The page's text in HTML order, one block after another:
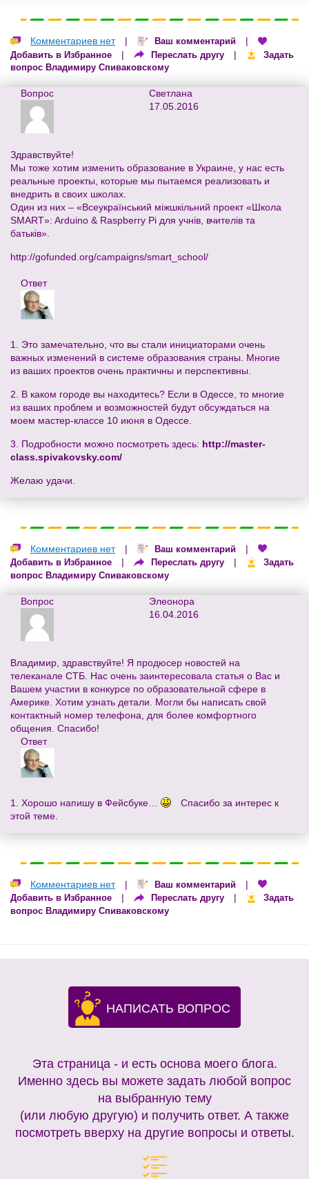
Комментариев нет | Ваш комментарий |
Добавить в Избранное | Переслать другу |
Задать
вопрос Владимиру Спиваковскому
Вопрос
Светлана
17.05.2016
Здравствуйте!
Мы тоже хотим изменить образование в Украине, у нас есть
реальные проекты, которые мы пытаемся реализовать и
внедрить в своих школах.
Один из них – «Всеукраїнський міжшкільний проект «Школа
SMART»: Arduino & Raspberry Pi для учнів, вчителів та
батьків».
http://gofunded.org/campaigns/smart_school/
Ответ
1. Это замечательно, что вы стали инициаторами очень
важных изменений в системе образования страны. Многие
из ваших проектов очень практичны и перспективны.
2. В каком городе вы находитесь? Если в Одессе, то многие
из ваших проблем и возможностей будут обсуждаться на
моем мастер-классе 10 июня в Одессе.
3. Подробности можно посмотреть здесь: http://master-
class.spivakovsky.com/
Желаю удачи.
Комментариев нет | Ваш комментарий |
Добавить в Избранное | Переслать другу |
Задать
вопрос Владимиру Спиваковскому
Вопрос
Элеонора
16.04.2016
Владимир, здравствуйте! Я продюсер новостей на
телеканале СТБ. Нас очень заинтересовала статья о Вас и
Вашем участии в конкурсе по образовательной сфере в
Америке. Хотим узнать детали. Могли бы написать свой
контактный номер телефона, для более комфортного
общения. Спасибо!
Ответ
1. Хорошо напишу в Фейсбуке…
Спасибо за интерес к
этой теме.
Комментариев нет | Ваш комментарий |
Добавить в Избранное | Переслать другу |
Задать
вопрос Владимиру Спиваковскому
НАПИСАТЬ ВОПРОС
Эта страница - и есть основа моего блога.
Именно здесь вы можете задать любой вопрос
на выбранную тему
(или любую другую) и получить ответ. А также
посмотреть вверху на другие вопросы и ответы.